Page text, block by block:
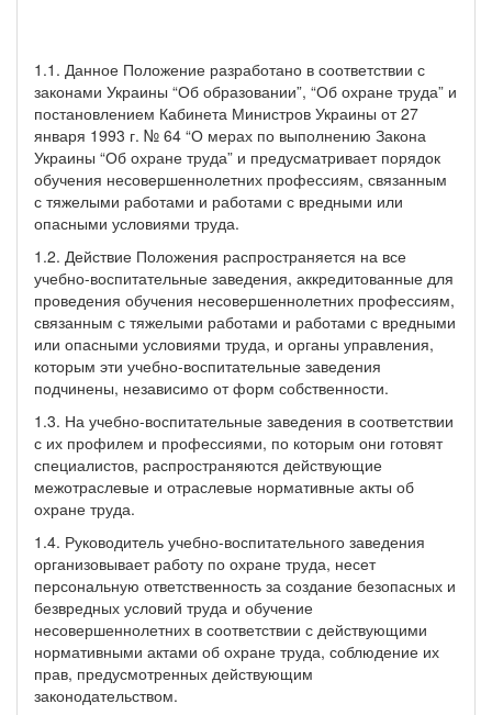
1.1. Данное Положение разработано в соответствии с
законами Украины “Об образовании”, “Об охране труда” и
постановлением Кабинета Министров Украины от 27
января 1993 г. № 64 “О мерах по выполнению Закона
Украины “Об охране труда” и предусматривает порядок
обучения несовершеннолетних профессиям, связанным
с тяжелыми работами и работами с вредными или
опасными условиями труда.
1.2. Действие Положения распространяется на все
учебно-воспитательные заведения, аккредитованные для
проведения обучения несовершеннолетних профессиям,
связанным с тяжелыми работами и работами с вредными
или опасными условиями труда, и органы управления,
которым эти учебно-воспитательные заведения
подчинены, независимо от форм собственности.
1.3. На учебно-воспитательные заведения в соответствии
с их профилем и профессиями, по которым они готовят
специалистов, распространяются действующие
межотраслевые и отраслевые нормативные акты об
охране труда.
1.4. Руководитель учебно-воспитательного заведения
организовывает работу по охране труда, несет
персональную ответственность за создание безопасных и
безвредных условий труда и обучение
несовершеннолетних в соответствии с действующими
нормативными актами об охране труда, соблюдение их
прав, предусмотренных действующим
законодательством.